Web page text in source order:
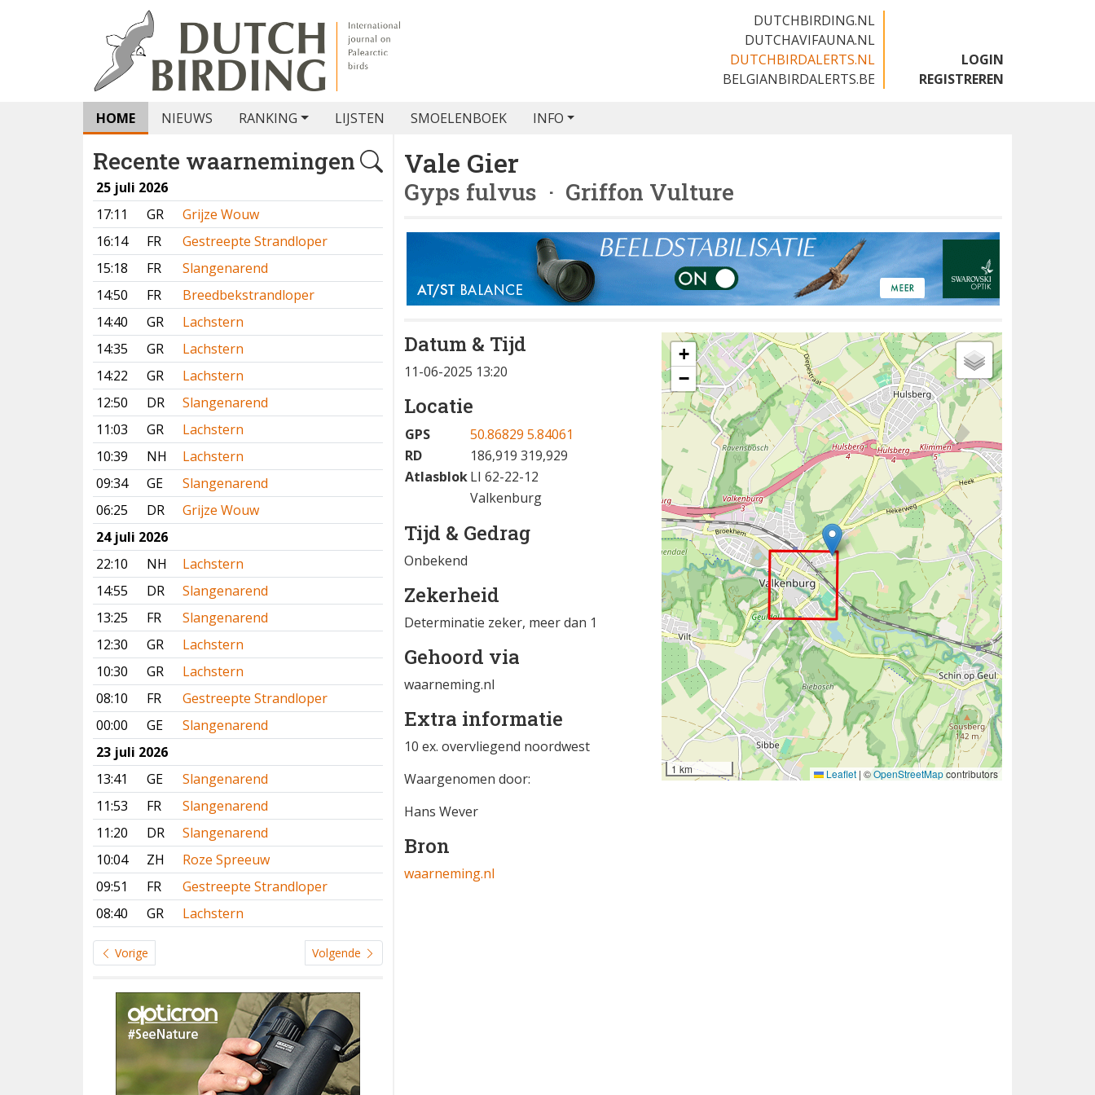
DUTCHBIRDING.NL
DUTCHAVIFAUNA.NL
DUTCHBIRDALERTS.NL
BELGIANBIRDALERTS.BE
LOGIN
REGISTREREN
HOME NIEUWS RANKING LIJSTEN SMOELENBOEK INFO
Recente waarnemingen
25 juli 2026
17:11
GR
Grijze Wouw
16:14
FR
Gestreepte Strandloper
15:18
FR
Slangenarend
14:50
FR
Breedbekstrandloper
14:40
GR
Lachstern
14:35
GR
Lachstern
14:22
GR
Lachstern
12:50
DR
Slangenarend
11:03
GR
Lachstern
10:39
NH
Lachstern
09:34
GE
Slangenarend
06:25
DR
Grijze Wouw
24 juli 2026
22:10
NH
Lachstern
14:55
DR
Slangenarend
13:25
FR
Slangenarend
12:30
GR
Lachstern
10:30
GR
Lachstern
08:10
FR
Gestreepte Strandloper
00:00
GE
Slangenarend
23 juli 2026
13:41
GE
Slangenarend
11:53
FR
Slangenarend
11:20
DR
Slangenarend
10:04
ZH
Roze Spreeuw
09:51
FR
Gestreepte Strandloper
08:40
GR Lachstern
Vorige Volgende
Vale Gier
Gyps fulvus · Griffon Vulture
Datum & Tijd
11-06-2025 13:20
Locatie
GPS
50.86829 5.84061
RD
186,919 319,929
AtlasblokLI 62-22-12
Valkenburg
Tijd & Gedrag
Onbekend
Zekerheid
Determinatie zeker, meer dan 1
Gehoord via
waarneming.nl
Extra informatie
10 ex. overvliegend noordwest
Waargenomen door:
Hans Wever
Bron
waarneming.nl
+
−
1 km Leaflet | ©OpenStreetMapcontributors